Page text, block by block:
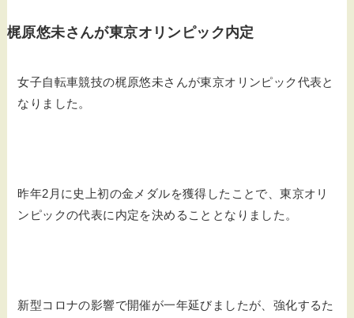
梶原悠未さんが東京オリンピック内定
女子自転車競技の梶原悠未さんが東京オリンピック代表と
なりました。
昨年2月に史上初の金メダルを獲得したことで、東京オリ
ンピックの代表に内定を決めることとなりました。
新型コロナの影響で開催が一年延びましたが、強化するた